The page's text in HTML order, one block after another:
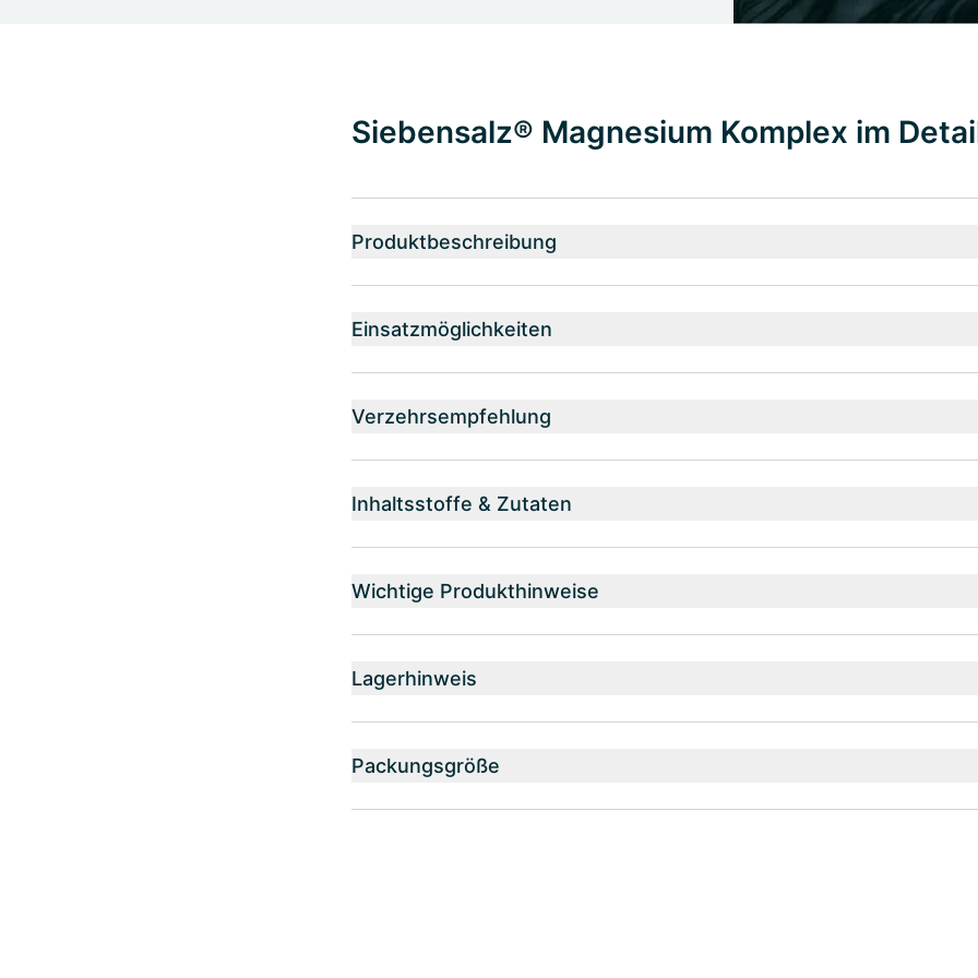
Siebensalz® Magnesium Komplex im
Produktbeschreibung
Einsatzmöglichkeiten
Verzehrsempfehlung
Inhaltsstoffe & Zutaten
Wichtige Produkthinweise
Lagerhinweis
Packungsgröße